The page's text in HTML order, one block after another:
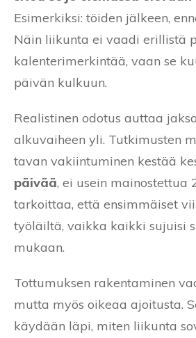
Esimerkiksi: töiden jälkeen,
Näin liikunta ei vaadi erillistä
kalenterimerkintää, vaan se
päivän kulkuun.
Realistinen odotus auttaa
alkuvaiheen yli. Tutkimusten
tavan vakiintuminen kestää
päivää, ei usein mainostettua
tarkoittaa, että ensimmäiset
työläiltä, vaikka kaikki sujuisi
mukaan.
Tottumuksen rakentaminen
mutta myös oikeaa ajoitusta.
käydään läpi, miten liikunta